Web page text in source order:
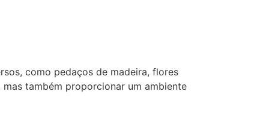
como pedaços de madeira, flores
também proporcionar um ambiente